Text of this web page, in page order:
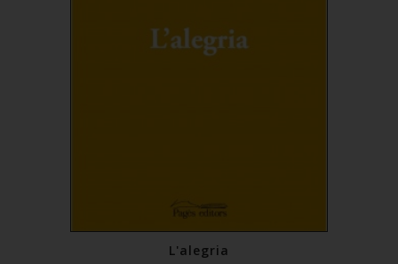
L'alegria